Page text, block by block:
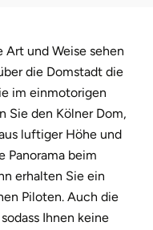
Art und Weise sehen
die Domstadt die
im einmotorigen
Sie den Kölner Dom,
luftiger Höhe und
Panorama beim
erhalten Sie ein
Piloten. Auch die
Ihnen keine